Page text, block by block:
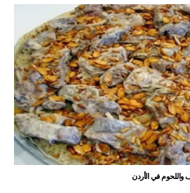
واللحوم في الأردن